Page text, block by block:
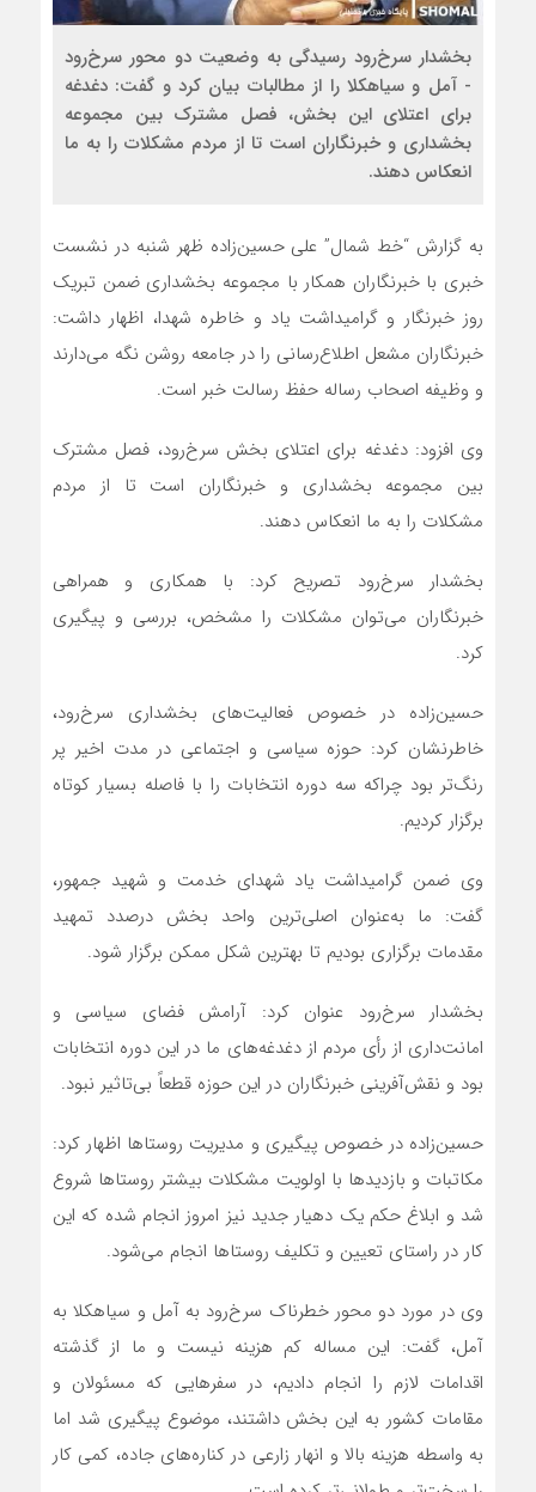
بخشدار سرخ‌رود رسیدگی به وضعیت دو محور سرخ‌رود
- آمل و سیاهکلا را از مطالبات بیان کرد و گفت: دغدغه
برای اعتلای این بخش، فصل مشترک بین مجموعه
بخشداری و خبرنگاران است تا از مردم مشکلات را به ما
انعکاس دهند.
به گزارش “خط شمال” علی حسین‌زاده ظهر شنبه در نشست
خبری با خبرنگاران همکار با مجموعه بخشداری ضمن تبریک
روز خبرنگار و گرامیداشت یاد و خاطره شهدا، اظهار داشت:
خبرنگاران مشعل اطلاع‌رسانی را در جامعه روشن نگه می‌دارند
و وظیفه اصحاب رساله حفظ رسالت خبر است.
وی افزود: دغدغه برای اعتلای بخش سرخ‌رود، فصل مشترک
بین مجموعه بخشداری و خبرنگاران است تا از مردم
مشکلات را به ما انعکاس دهند.
بخشدار سرخ‌رود تصریح کرد: با همکاری و همراهی
خبرنگاران می‌توان مشکلات را مشخص، بررسی و پیگیری
کرد.
حسین‌زاده در خصوص فعالیت‌های بخشداری سرخ‌رود،
خاطرنشان کرد: حوزه سیاسی و اجتماعی در مدت اخیر پر
رنگ‌تر بود چراکه سه دوره انتخابات را با فاصله بسیار کوتاه
برگزار کردیم.
وی ضمن گرامیداشت یاد شهدای خدمت و شهید جمهور،
گفت: ما به‌عنوان اصلی‌ترین واحد بخش درصدد تمهید
مقدمات برگزاری بودیم تا بهترین شکل ممکن برگزار شود.
بخشدار سرخ‌رود عنوان کرد: آرامش فضای سیاسی و
امانت‌داری از رأی مردم از دغدغه‌های ما در این دوره انتخابات
بود و نقش‌آفرینی خبرنگاران در این حوزه قطعاً بی‌تاثیر نبود.
حسین‌زاده در خصوص پیگیری و مدیریت روستاها اظهار کرد:
مکاتبات و بازدیدها با اولویت مشکلات بیشتر روستاها شروع
شد و ابلاغ حکم یک دهیار جدید نیز امروز انجام شده که این
کار در راستای تعیین و تکلیف روستاها انجام می‌شود.
وی در مورد دو محور خطرناک سرخ‌رود به آمل و سیاهکلا به
آمل، گفت: این مساله کم هزینه نیست و ما از گذشته
اقدامات لازم را انجام دادیم، در سفرهایی که مسئولان و
مقامات کشور به این بخش داشتند، موضوع پیگیری شد اما
به واسطه هزینه بالا و انهار زارعی در کناره‌های جاده، کمی کار